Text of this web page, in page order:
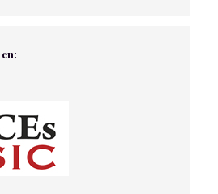
SOBRE LOS
DESDE UNA
EL PIE DIABÉTICO, SUS